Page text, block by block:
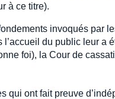
à ce titre).
invoqués par
du public leur a
foi), la Cour de
qui ont fait preuve